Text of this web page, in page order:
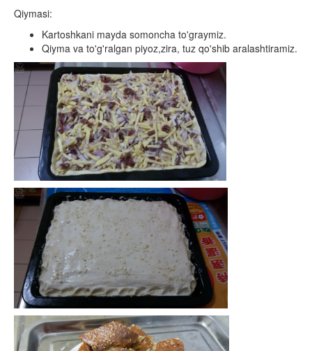
Qiymasi:
Kartoshkani mayda somoncha to'graymiz.
Qiyma va to'g'ralgan piyoz,zira, tuz qo'shib aralashtiramiz.